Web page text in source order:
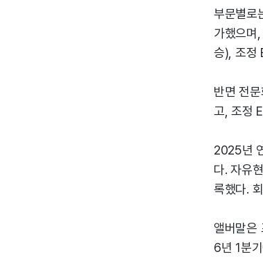
부문별로
가했으며
승), 조정
반면 전
고, 조정
2025년
다. 자유
록했다.
앨버말은
6년 1분